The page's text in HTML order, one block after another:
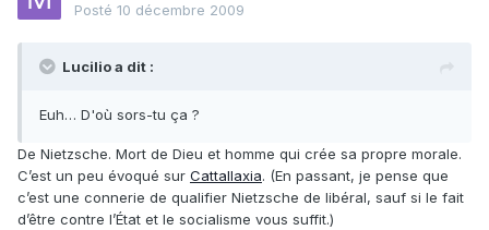
Posté 10 décembre 2009
Lucilio a dit :
Euh… D'où sors-tu ça ?
De Nietzsche. Mort de Dieu et homme qui crée sa propre morale.
C’est un peu évoqué sur Cattallaxia. (En passant, je pense que
c’est une connerie de qualifier Nietzsche de libéral, sauf si le fait
d’être contre l’État et le socialisme vous suffit.)